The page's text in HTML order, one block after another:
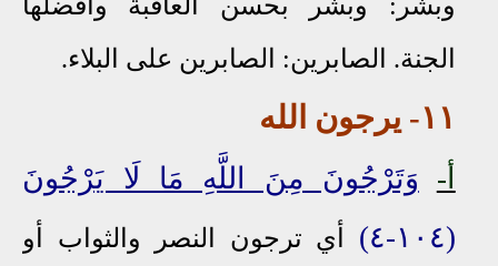
وبشر: وبشر بحسن العاقبة وأفضلها
الجنة. الصابرين: الصابرين على البلاء.
١١- ير جون الله
أ-
وَتَرْجُونَ مِنَ اللَّهِ مَا لَا يَرْجُونَ
(١٠٤-٤)
أي ترجون النصر والثواب أو